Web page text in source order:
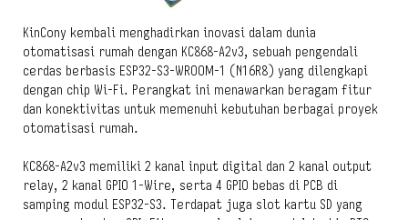
KinCony kembali menghadirkan inovasi dalam dunia
otomatisasi rumah dengan KC868-A2v3, sebuah pengendali
cerdas berbasis ESP32-S3-WROOM-1 (N16R8) yang dilengkapi
dengan chip Wi-Fi. Perangkat ini menawarkan beragam fitur
dan konektivitas untuk memenuhi kebutuhan berbagai proyek
otomatisasi rumah.
KC868-A2v3 memiliki 2 kanal input digital dan 2 kanal output
relay, 2 kanal GPIO 1-Wire, serta 4 GPIO bebas di PCB di
samping modul ESP32-S3. Terdapat juga slot kartu SD yang